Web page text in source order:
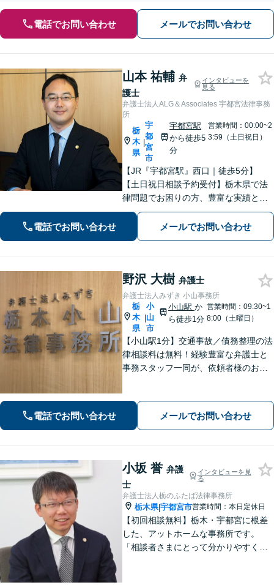
電話でお問い合わせ メールでお問い合わせ
山本 祐輔 弁
護士
インタビューを
見る
弁護士法人ALG＆Associates 宇都宮法律事務
所
栃
木
県
|
宇
都
宮
市
宇都宮駅
から徒歩5
分
営業時間：00:00~2
3:59（土日祝日）
【JR『宇都宮駅』西口｜徒歩5分】
【土日祝日相談予約受付】栃木県で法
律問題でお困りの方、豊富な実績と専
門性を持つ弁護士が、ともに解決を目
指します。どうぞお気軽にご相談くだ
さい。
電話でお問い合わせ メールでお問い合わせ
野沢 大樹 弁護士
弁護士法人みずき 小山事務所
栃
木
県
|
小
山
市
小山駅 か
ら徒歩1分
営業時間：09:30~1
8:00（土曜日）
【小山駅1分】交通事故／債務整理の法
律相談料は無料！経験豊富な弁護士と
事務スタッフ一同が、依頼者様のお悩
観点から解決策をご提案してまいりま
す。【休日・夜間対応】
電話でお問い合わせ メールでお問い合わせ
小坂 誉 弁護
士
インタビューを見
る
弁護士法人栃のふたば法律事務所
栃木県|宇都宮市営業時間：本日定休日
【初回相談無料】栃木・宇都宮に根差
した、アットホームな事務所です。
「相談者さまにとって分かりやすく説